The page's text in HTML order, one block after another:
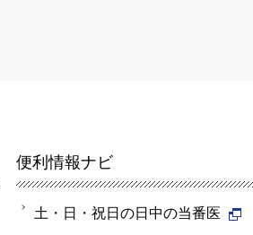
便利情報ナビ
土・日・祝日の日中の当番医